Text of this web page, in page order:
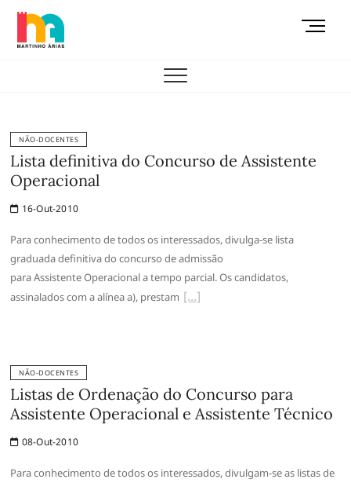
Skip
content
M
t
NÃO-DOCENTES
Lista definitiva do Concurso de Assistente
Operacional
16-Out-2010
Para conhecimento de todos os interessados, divulga-se lista
graduada definitiva do concurso de admissão
para Assistente Operacional a tempo parcial. Os candidatos,
assinalados com a alínea a), prestam
NÃO-DOCENTES
Listas de Ordenação do Concurso para
Assistente Operacional e Assistente Técnico
08-Out-2010
Para conhecimento de todos os interessados, divulgam-se as listas de